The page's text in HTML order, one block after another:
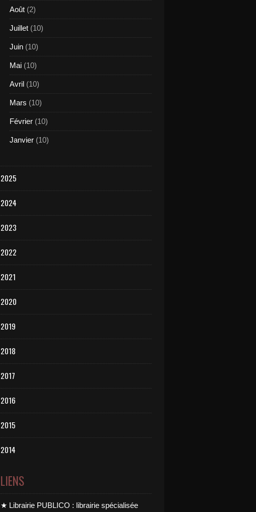
Août (2)
Juillet (10)
Juin (10)
Mai (10)
Avril (10)
Mars (10)
Février (10)
Janvier (10)
2025
2024
2023
2022
2021
2020
2019
2018
2017
2016
2015
2014
LIENS
★ Librairie PUBLICO : librairie spécialisée